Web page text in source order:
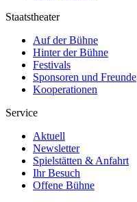
Staatstheater
Auf der Bühne
Hinter der Bühne
Festivals
Sponsoren und Freunde
Kooperationen
Service
Aktuell
Newsletter
Spielstätten & Anfahrt
Ihr Besuch
Offene Bühne